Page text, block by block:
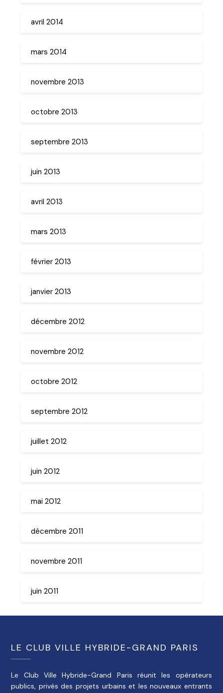
avril 2014
mars 2014
novembre 2013
octobre 2013
septembre 2013
juin 2013
avril 2013
mars 2013
février 2013
janvier 2013
décembre 2012
novembre 2012
octobre 2012
septembre 2012
juillet 2012
juin 2012
mai 2012
décembre 2011
novembre 2011
juin 2011
LE CLUB VILLE HYBRIDE-GRAND PARIS
Le Club Ville Hybride-Grand Paris réunit les opérateurs
publics, privés des projets urbains et les nouveaux entrants